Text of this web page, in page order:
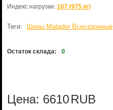
Индекс нагрузки: 107 (975 кг)
Теги: Шины Matador Всесезонные
Остаток склада: 0
Цена: 6610RUB